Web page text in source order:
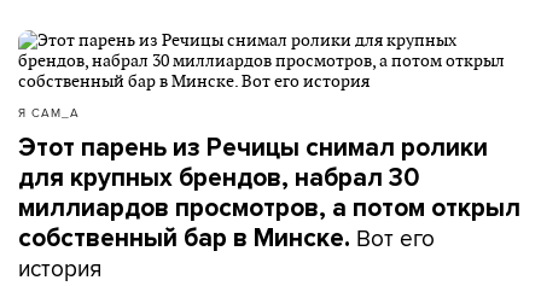
Я САМ_А
Этот парень из Речицы снимал ролики
для крупных брендов, набрал 30
миллиардов просмотров, а потом открыл
собственный бар в Минске. Вот его
история